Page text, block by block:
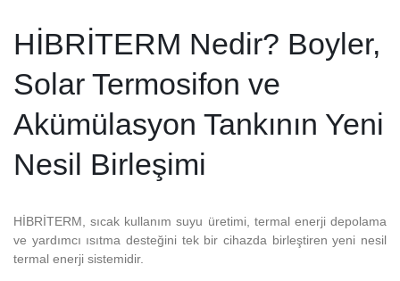
HİBRİTERM Nedir? Boyler,
Solar Termosifon ve
Akümülasyon Tankının Yeni
Nesil Birleşimi
HİBRİTERM, sıcak kullanım suyu üretimi, termal enerji depolama
ve yardımcı ısıtma desteğini tek bir cihazda birleştiren yeni nesil
termal enerji sistemidir.